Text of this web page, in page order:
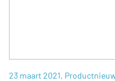
23 maart 2021,